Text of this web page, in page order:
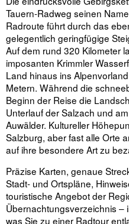
Tauern-Radweg seinen
Radroute führt durch das
gelegentlich geringfügige
Auf dem rund 320 Kilometer
imposanten Krimmler
Land hinaus ins
Metern. Während die
Beginn der Reise die
Unterlauf der Salzach und
Auwälder. Kultureller
Salzburg, aber fast alle Orte
auf ihre besondere Art zu
Präzise Karten, genaue
Stadt- und Ortspläne,
touristische Angebot der
Übernachtungsverzeichnis –
was Sie zu einer Radtour